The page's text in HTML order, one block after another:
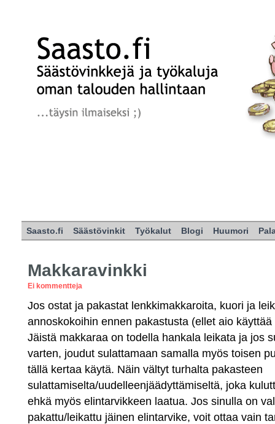
Saasto.fi Säästövinkit Työkalut Blogi Huumori
Makkaravinkki
Ei kommentteja
Jos ostat ja pakastat lenkkimakkaroita, kuori ja
annoskokoihin ennen pakastusta (ellet aio
Jäistä makkaraa on todella hankala leikata ja jos
varten, joudut sulattamaan samalla myös toisen
tällä kertaa käytä. Näin vältyt turhalta pakasteen
sulattamiselta/uudelleenjäädyttämiseltä, joka
ehkä myös elintarvikkeen laatua. Jos sinulla on
pakattu/leikattu jäinen elintarvike, voit ottaa vain